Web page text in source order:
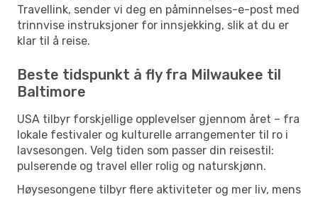
Travellink, sender vi deg en påminnelses-e-post med
trinnvise instruksjoner for innsjekking, slik at du er
klar til å reise.
Beste tidspunkt å fly fra Milwaukee til
Baltimore
USA tilbyr forskjellige opplevelser gjennom året – fra
lokale festivaler og kulturelle arrangementer til ro i
lavsesongen. Velg tiden som passer din reisestil:
pulserende og travel eller rolig og naturskjønn.
Høysesongene tilbyr flere aktiviteter og mer liv, mens